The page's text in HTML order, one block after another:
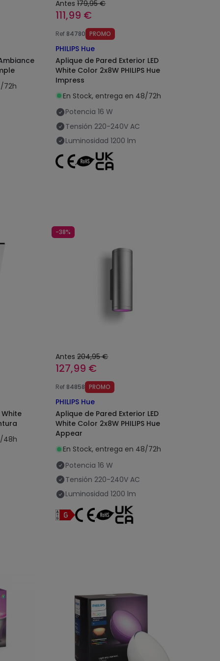
72h
Antes 179,95 €
111,99 €
Ref 84780 PROMO
PHILIPS Hue
Aplique de Pared Exterior LED
White Color 2x8W PHILIPS Hue
Impress
En Stock, entrega en 48/72h
Potencia 16 W
Tensión 220-240V AC
Luminosidad 1200 lm
48h
-38%
Antes 204,95 €
127,99 €
Ref 84858 PROMO
PHILIPS Hue
Aplique de Pared Exterior LED
White Color 2x8W PHILIPS Hue
Appear
En Stock, entrega en 48/72h
Potencia 16 W
Tensión 220-240V AC
Luminosidad 1200 lm